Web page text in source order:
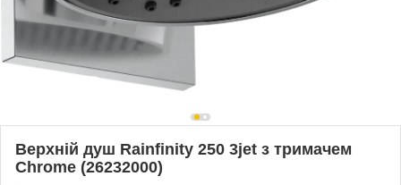
Верхній душ Rainfinity 250 3jet з тримачем
Chrome (26232000)